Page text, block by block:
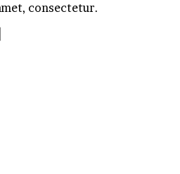
consectetur.